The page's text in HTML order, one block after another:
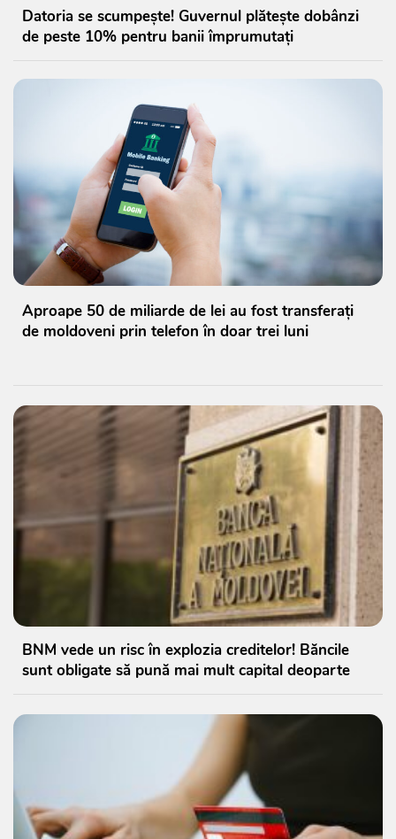
Datoria se scumpește! Guvernul plătește dobânzi
de peste 10% pentru banii împrumutați
Aproape 50 de miliarde de lei au fost transferați
de moldoveni prin telefon în doar trei luni
BNM vede un risc în explozia creditelor! Băncile
sunt obligate să pună mai mult capital deoparte